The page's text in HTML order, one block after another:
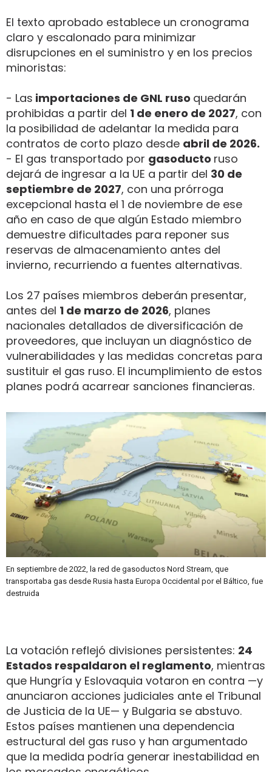
El texto aprobado establece un cronograma
claro y escalonado para minimizar
disrupciones en el suministro y en los precios
minoristas:
- Las importaciones de GNL ruso quedarán
prohibidas a partir del 1 de enero de 2027, con
la posibilidad de adelantar la medida para
contratos de corto plazo desde abril de 2026.
- El gas transportado por gasoducto ruso
dejará de ingresar a la UE a partir del 30 de
septiembre de 2027, con una prórroga
excepcional hasta el 1 de noviembre de ese
año en caso de que algún Estado miembro
demuestre dificultades para reponer sus
reservas de almacenamiento antes del
invierno, recurriendo a fuentes alternativas.
Los 27 países miembros deberán presentar,
antes del 1 de marzo de 2026, planes
nacionales detallados de diversificación de
proveedores, que incluyan un diagnóstico de
vulnerabilidades y las medidas concretas para
sustituir el gas ruso. El incumplimiento de estos
planes podrá acarrear sanciones financieras.
En septiembre de 2022, la red de gasoductos Nord Stream, que
transportaba gas desde Rusia hasta Europa Occidental por el Báltico, fue
destruida
La votación reflejó divisiones persistentes: 24
Estados respaldaron el reglamento, mientras
que Hungría y Eslovaquia votaron en contra —y
anunciaron acciones judiciales ante el Tribunal
de Justicia de la UE— y Bulgaria se abstuvo.
Estos países mantienen una dependencia
estructural del gas ruso y han argumentado
que la medida podría generar inestabilidad en